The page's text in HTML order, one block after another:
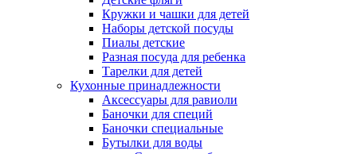
Кружки и чашки для детей
Наборы детской посуды
Пиалы детские
Разная посуда для ребенка
Тарелки для детей
Кухонные принадлежности
Аксессуары для равиоли
Баночки для специй
Баночки специальные
Бутылки для воды